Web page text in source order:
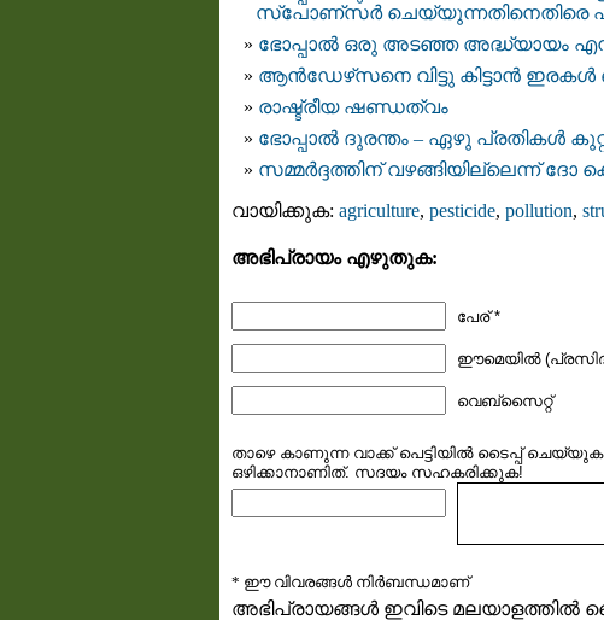
സ്പോണ്സര്‍ ചെയ്യുന്നതിനെതിരെ
ഭോപ്പാല്‍ ഒരു അടഞ്ഞ അദ്ധ്യായം
ആന്‍ഡേഴ്‌സനെ വിട്ടു കിട്ടാന്‍
രാഷ്ട്രീയ ഷണ്ഡത്വം
ഭോപ്പാല്‍ ദുരന്തം – ഏഴു പ്രതികള്‍
സമ്മര്‍ദ്ദത്തിന് വഴങ്ങിയില്ലെന്ന് ദോ
വായിക്കുക: agriculture, pesticide, pollution,
അഭിപ്രായം എഴുതുക:
പേര് *
ഈമെയില്‍
വെബ്സൈറ്റ്
താഴെ കാണുന്ന വാക്ക് പെട്ടിയില്‍ ടൈപ്പ്‌
ഒഴിക്കാനാണിത്. സദയം സഹകരിക്കുക!
* ഈ വിവരങ്ങള്‍ നിര്‍ബന്ധമാണ്
അഭിപ്രായങ്ങള്‍ ഇവിടെ മലയാളത്തില്‍